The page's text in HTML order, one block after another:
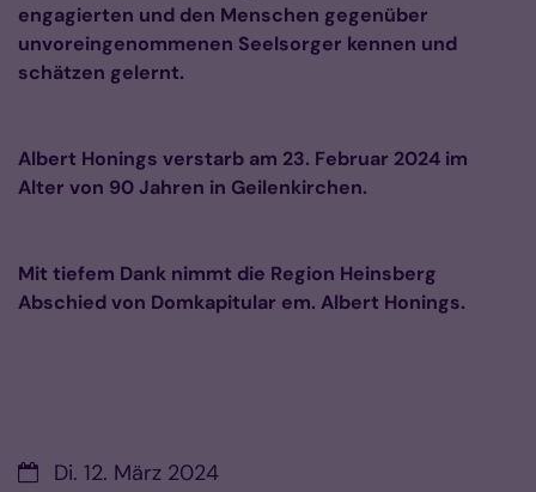
engagierten und den Menschen gegenüber
unvoreingenommenen Seelsorger kennen und
schätzen gelernt.
Albert Honings verstarb am 23. Februar 2024 im
Alter von 90 Jahren in Geilenkirchen.
Mit tiefem Dank nimmt die Region Heinsberg
Abschied von Domkapitular em. Albert Honings.
Datum:Di. 12. März 2024